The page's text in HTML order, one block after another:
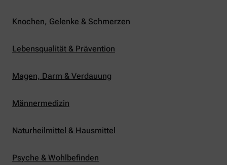
Knochen, Gelenke & Schmerzen
Lebensqualität & Prävention
Magen, Darm & Verdauung
Männermedizin
Naturheilmittel & Hausmittel
Psyche & Wohlbefinden